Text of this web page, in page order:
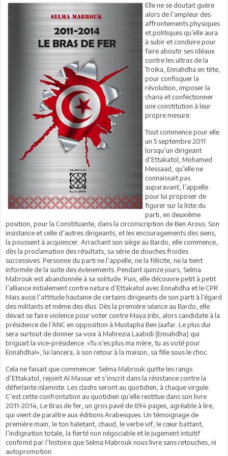
Elle ne se doutait guère
alors de l’ampleur des
affrontements physiques
et politiques qu’elle aura
à subir et conduire pour
faire aboutir ses idéaux
contre les ultras de la
Troïka, Ennahdha en tête,
pour confisquer la
révolution, imposer la
charia et confectionner
une constitution à leur
propre mesure.
Tout commence pour elle
un 5 septembre 2011
lorsqu’un dirigeant
d’Ettakatol, Mohamed
Messaad, qu’elle ne
connaissait pas
auparavant, l’appelle
pour lui proposer de
figurer sur la liste du
parti, en deuxième
position, pour la Constituante, dans la circonscription de Ben Arous. Son
insistance et celle d’autres dirigeants, et les encouragements des siens,
la poussent à acquiescer. Arrachant son siège au Bardo, elle commence,
dès la proclamation des résultats, sa série de douches froides
successives. Personne du parti ne l’appelle, ne la félicite, ne la tient
informée de la suite des évènements. Pendant quinze jours, Selma
Mabrouk est abandonnée à sa solitude. Puis, elle découvre petit à petit
l’alliance initialement contre nature d’Ettakatol avec Ennahdha et le CPR.
Mais aussi l’attitude hautaine de certains dirigeants de son parti à l’égard
des militants et même des élus. Dès la première séance au Bardo, elle
devait se faire violence pour voter contre Maya Jribi, alors candidate à la
présidence de l’ANC en opposition à Mustapha Ben Jaafar. Le plus dur
sera surtout de donner sa voix à Mahrezia Laabidi (Ennahdha) qui
briguait la vice-présidence. «Tu n’es plus ma mère, tu as voté pour
Ennahdha!», lui lancera, à son retour à la maison, sa fille sous le choc.
Cela ne faisait que commencer. Selma Mabrouk quitte les rangs
d’Ettakatol, rejoint Al Massar et s’inscrit dans la résistance contre la
déferlante islamiste. Les clashs seront au quotidien, à chaque virgule.
C’est cette confrontation au quotidien qu’elle restitue dans son livre
2011-2014, Le Bras de fer, un gros pavé de 694 pages, agréable à lire,
qui vient de paraître aux éditions Arabesques. Un témoignage de
première main, le ton haletant, chaud, le verbe vif, le cœur battant,
l’indignation totale, la fierté non négociable et le jugement intuitif
confirmé par l’histoire que Selma Mabrouk nous livre sans retouches, ni
autopromotion.